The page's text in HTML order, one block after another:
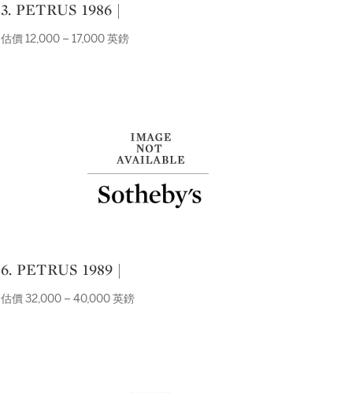
3. PETRUS 1986 |
估價 12,000 – 17,000 英鎊
6. PETRUS 1989 |
估價 32,000 – 40,000 英鎊